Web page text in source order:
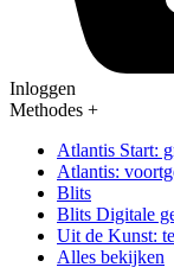
Inloggen
Methodes +
Atlantis Start:
Atlantis:
Blits
Blits Digitale
Uit de Kunst:
Alles bekijken